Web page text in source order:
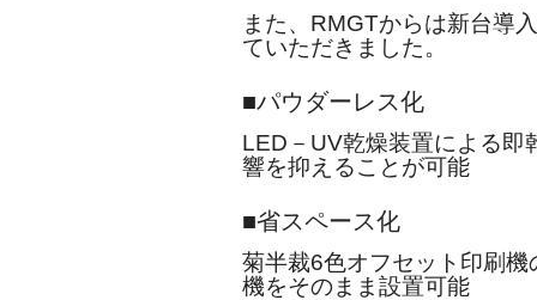
また、RMGTからは新台導
ていただきました。
パウダーレス化
LED－UV乾燥装置による即
響を抑えることが可能
省スペース化
菊半裁6色オフセット印刷
機をそのまま設置可能